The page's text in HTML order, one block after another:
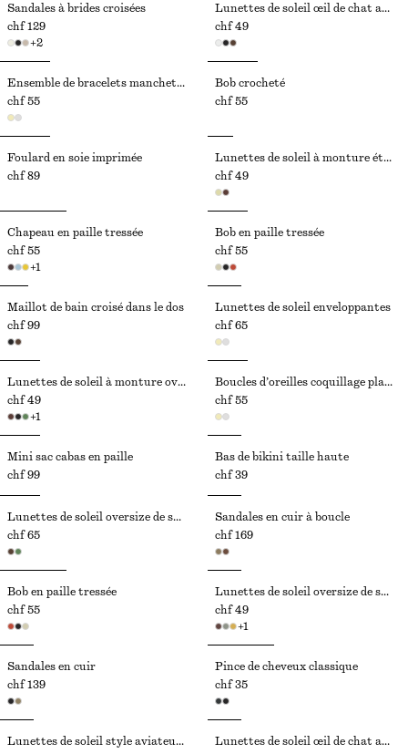
Sandales à brides croisées
chf 129
+2
Lunettes de soleil œil de chat angulaires
chf 49
Ensemble de bracelets manchettes
chf 55
Bob crocheté
chf 55
Foulard en soie imprimée
chf 89
Lunettes de soleil à monture étroite
chf 49
Chapeau en paille tressée
chf 55
+1
Bob en paille tressée
chf 55
Maillot de bain croisé dans le dos
chf 99
Lunettes de soleil enveloppantes
chf 65
Lunettes de soleil à monture ovale
chf 49
+1
Boucles d’oreilles coquillage plaquées or
chf 55
Mini sac cabas en paille
chf 99
Bas de bikini taille haute
chf 39
Lunettes de soleil oversize de style aviateur
chf 65
Sandales en cuir à boucle
chf 169
Bob en paille tressée
chf 55
Lunettes de soleil oversize de style aviateur
chf 49
+1
Sandales en cuir
chf 139
Pince de cheveux classique
chf 35
Lunettes de soleil style aviateur monture carrée
Lunettes de soleil œil de chat angulaires